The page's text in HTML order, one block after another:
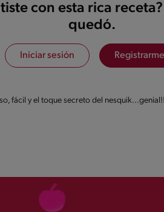
con esta rica
quedó.
Iniciar sesión Registrarme
fácil y el toque secreto del